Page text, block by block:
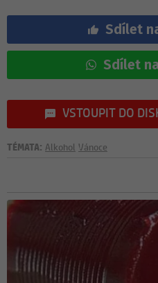
Sdílet
Sdílet
VSTOUPIT DO
TÉMATA: Alkohol Vánoce